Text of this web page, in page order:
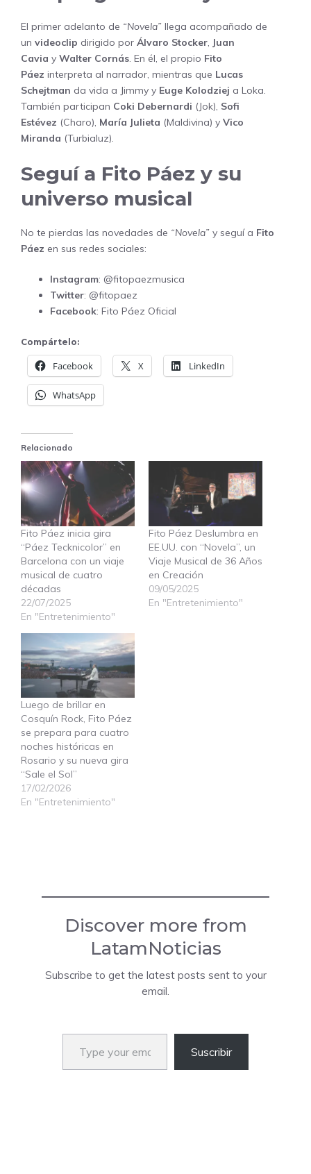
El primer adelanto de “Novela” llega acompañado de
un videoclip dirigido por Álvaro Stocker, Juan
Cavia y Walter Cornás. En él, el propio Fito
Páez interpreta al narrador, mientras que Lucas
Schejtman da vida a Jimmy y Euge Kolodziej a Loka.
También participan Coki Debernardi (Jok), Sofi
Estévez (Charo), María Julieta (Maldivina) y Vico
Miranda (Turbialuz).
Seguí a Fito Páez y su
universo musical
No te pierdas las novedades de “Novela” y seguí a Fito
Páez en sus redes sociales:
Instagram: @fitopaezmusica
Twitter: @fitopaez
Facebook: Fito Páez Oficial
Compártelo:
Facebook X LinkedIn
WhatsApp
Relacionado
Fito Páez inicia gira
“Páez Tecknicolor” en
Barcelona con un viaje
musical de cuatro
décadas
22/07/2025
En "Entretenimiento"
Fito Páez Deslumbra en
EE.UU. con “Novela”, un
Viaje Musical de 36 Años
en Creación
09/05/2025
En "Entretenimiento"
Luego de brillar en
Cosquín Rock, Fito Páez
se prepara para cuatro
noches históricas en
Rosario y su nueva gira
“Sale el Sol”
17/02/2026
En "Entretenimiento"
Discover more from
LatamNoticias
Subscribe to get the latest posts sent to your
email.
Type your email…
Suscribir